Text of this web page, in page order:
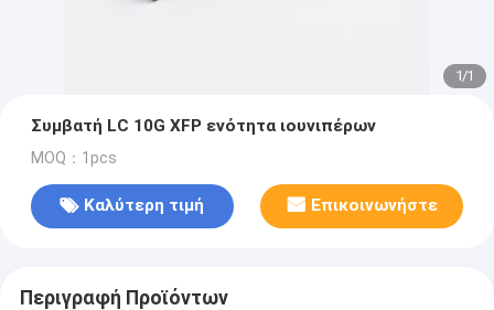
1/1
Συμβατή LC 10G XFP ενότητα ιουνιπέρων
MOQ：1pcs
Καλύτερη τιμή Επικοινωνήστε
Περιγραφή Προϊόντων